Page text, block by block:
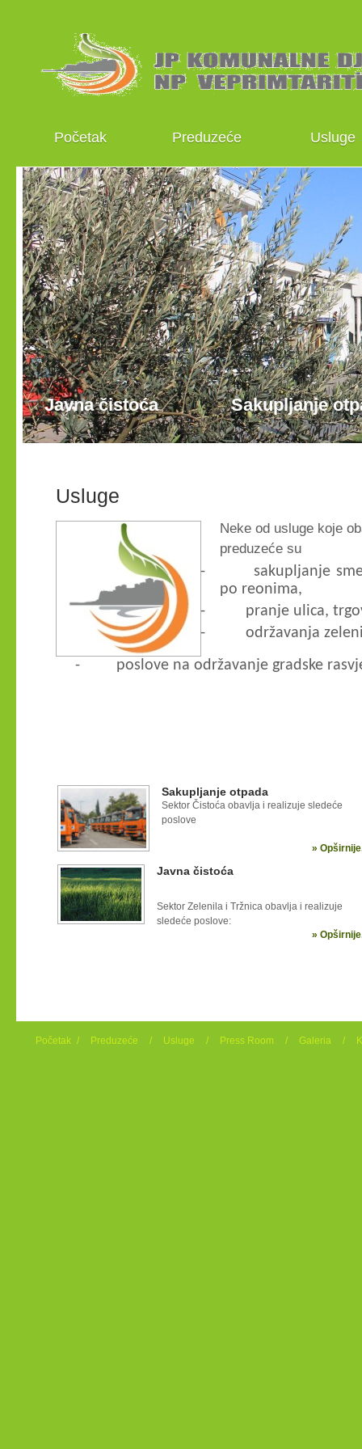
Početak Preduzeće Usluge
Javna čistoća Sakupljanje
Usluge
Neke od usluge koje o
preduzeće su
-
sakupljanje
po reonima,
-
pranje ulica,
-
održavanja
- poslove na održavanje gradske
Sakupljanje otpada
Sektor Čistoća obavlja i realizuje sledeće
poslove
»
Javna čistoća
Sektor Zelenila i Tržnica obavlja i realizuje
sledeće poslove:
»
Početak / Preduzeće / Usluge / Press Room / Galeria /